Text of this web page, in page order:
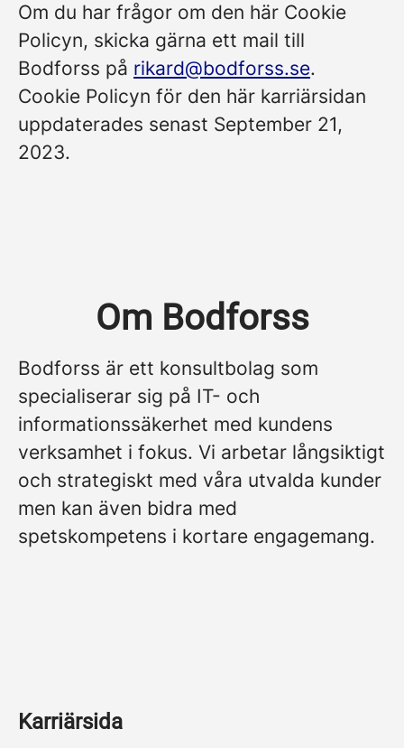
Om du har frågor om den här Cookie
Policyn, skicka gärna ett mail till
Bodforss på rikard@bodforss.se.
Cookie Policyn för den här karriärsidan
uppdaterades senast September 21,
2023.
Om Bodforss
Bodforss är ett konsultbolag som
specialiserar sig på IT- och
informationssäkerhet med kundens
verksamhet i fokus. Vi arbetar långsiktigt
och strategiskt med våra utvalda kunder
men kan även bidra med
spetskompetens i kortare engagemang.
Karriärsida